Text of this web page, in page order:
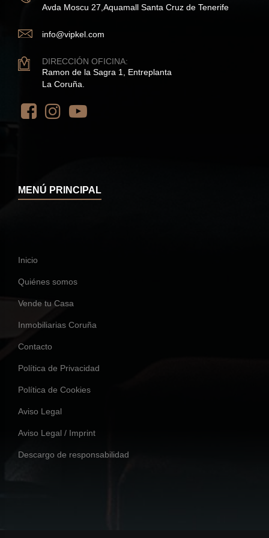
Avda Moscu 27,Aquamall Santa Cruz de Tenerife
info@vipkel.com
DIRECCIÓN OFICINA:
Ramon de la Sagra 1, Entreplanta
La Coruña.
MENÚ PRINCIPAL
Inicio
Quiénes somos
Vende tu Casa
Inmobiliarias Coruña
Contacto
Política de Privacidad
Política de Cookies
Aviso Legal
Aviso Legal / Imprint
Descargo de responsabilidad